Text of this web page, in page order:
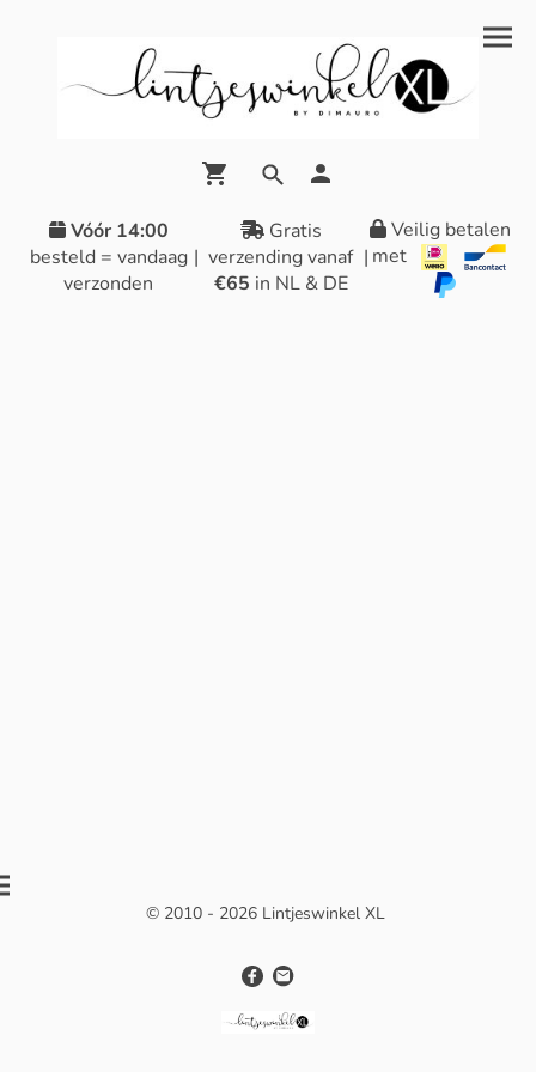
Vóór 14:00
besteld = vandaag
verzonden
|
Gratis
verzending vanaf
€65 in NL & DE
|
Veilig betalen
met
© 2010 - 2026 Lintjeswinkel XL